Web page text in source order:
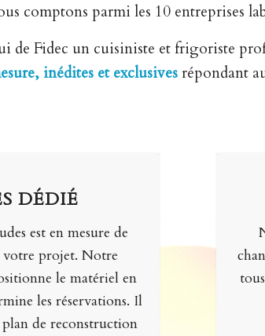
comptons parmi les 10 entreprises
de Fidec un cuisiniste et frigoriste
inédites et exclusivesrépondant
DÉDIÉ
est en mesure de
votre projet. Notre
le matériel en
les réservations. Il
de reconstruction